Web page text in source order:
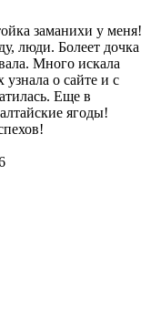
заманихи у меня!
люди. Болеет дочка
Много искала
узнала о сайте и с
Еще в
ягоды!